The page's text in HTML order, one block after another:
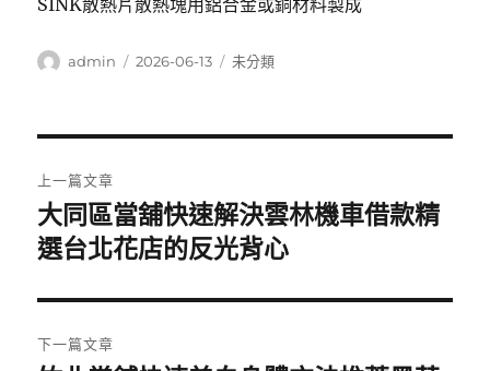
SINK散熱片散熱塊用鋁合金或銅材料製成
作
admin
發
2026-06-13
分
未分類
章
導
覽
上一篇文章
上
一
文
章:
大同區當舖快速解決雲林機車借款精
選台北花店的反光背心
下一篇文章